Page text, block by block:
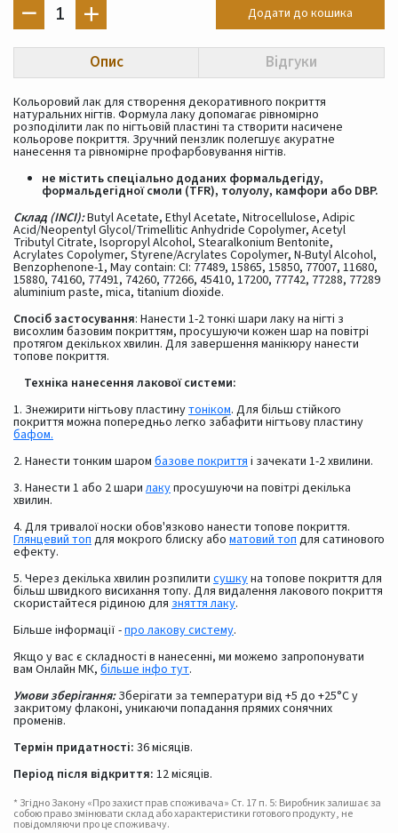
1 Додати до кошика
Опис Відгуки
Кольоровий лак для створення декоративного покриття
натуральних нігтів. Формула лаку допомагає рівномірно
розподілити лак по нігтьовій пластині та створити насичене
кольорове покриття. Зручний пензлик полегшує акуратне
нанесення та рівномірне профарбовування нігтів.
не містить спеціально доданих формальдегіду,
формальдегідної смоли (TFR), толуолу, камфори або DBP.
Склад (INCI):Butyl Acetate, Ethyl Acetate, Nitrocellulose, Adipic
Acid/Neopentyl Glycol/Trimellitic Anhydride Copolymer, Acetyl
Tributyl Citrate, Isopropyl Alcohol, Stearalkonium Bentonite,
Acrylates Copolymer, Styrene/Acrylates Copolymer, N-Butyl Alcohol,
Benzophenone-1, May contain: CI: 77489, 15865, 15850, 77007, 11680,
15880, 74160, 77491, 74260, 77266, 45410, 17200, 77742, 77288, 77289
aluminium paste, mica, titanium dioxide.
Спосіб застосування: Нанести 1-2 тонкі шари лаку на нігті з
висохлим базовим покриттям, просушуючи кожен шар на повітрі
протягом декількох хвилин. Для завершення манікюру нанести
топове покриття.
Техніка нанесення лакової системи:
1. Знежирити нігтьову пластинутоніком. Для більш стійкого
покриття можна попередньо легко забафити нігтьову пластину
бафом.
2. Нанести тонким шаром базове покриттяі зачекати 1-2 хвилини.
3. Нанести 1 або 2 шари лакупросушуючи на повітрі декілька
хвилин.
4. Для тривалої носки обов'язково нанести топове покриття.
Глянцевий топдля мокрого блиску або матовий топдля сатинового
ефекту.
5. Через декілька хвилин розпилити сушкуна топове покриття для
більш швидкого висихання топу. Для видалення лакового покриття
скористайтеся рідиною для зняття лаку.
Більше інформації -про лакову систему.
Якщо у вас є складності в нанесенні, ми можемо запропонувати
вам Онлайн МК, більше інфо тут.
Умови зберігання: Зберігати за температури від +5 до +25°С у
закритому флаконі, уникаючи попадання прямих сонячних
променів.
Термін придатності: 36 місяців.
Період після відкриття: 12 місяців.
* Згідно Закону «Про захист прав споживача» Ст. 17 п. 5: Виробник залишає за
собою право змінювати склад або характеристики готового продукту, не
повідомляючи про це споживачу.